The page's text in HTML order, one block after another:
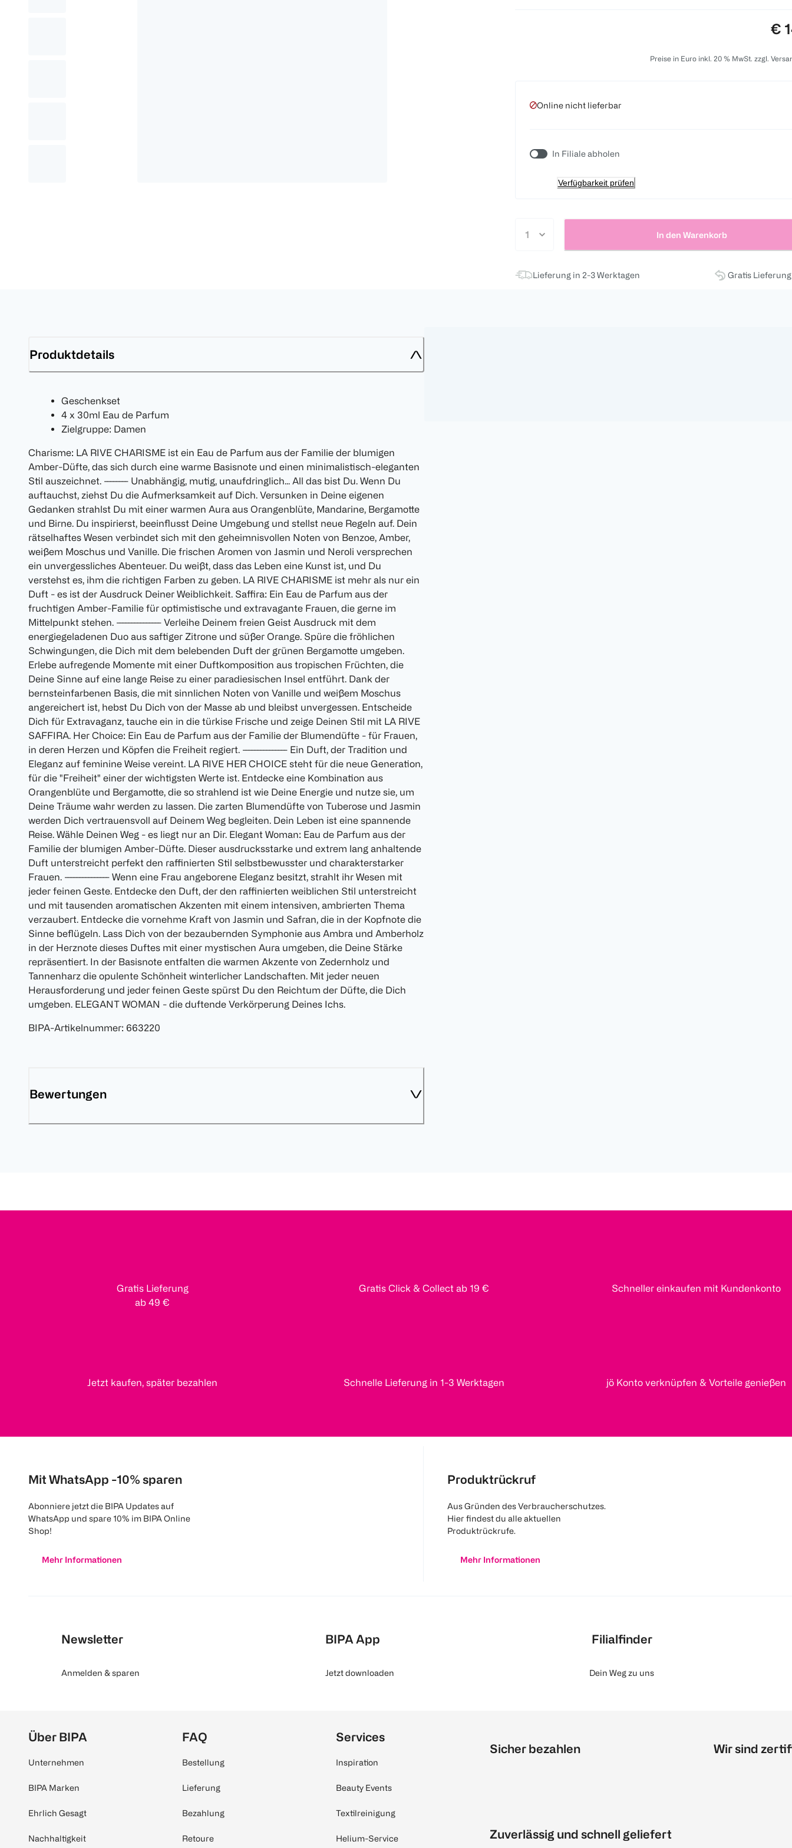
€
Preise in Euro inkl. 20 % MwSt. zzgl.
Online nicht lieferbar
In Filiale abholen
Verfügbarkeit prüfen
In den Warenkorb
Lieferung in 2-3 Werktagen Gratis
Produktdetails
Geschenkset
4 x 30ml Eau de Parfum
Zielgruppe: Damen
Charisme: LA RIVE CHARISME ist ein Eau de Parfum aus der Familie der blumigen
Amber-Düfte, das sich durch eine warme Basisnote und einen minimalistisch-eleganten
Stil auszeichnet. -------- Unabhängig, mutig, unaufdringlich... All das bist Du. Wenn Du
auftauchst, ziehst Du die Aufmerksamkeit auf Dich. Versunken in Deine eigenen
Gedanken strahlst Du mit einer warmen Aura aus Orangenblüte, Mandarine, Bergamotte
und Birne. Du inspirierst, beeinflusst Deine Umgebung und stellst neue Regeln auf. Dein
rätselhaftes Wesen verbindet sich mit den geheimnisvollen Noten von Benzoe, Amber,
weißem Moschus und Vanille. Die frischen Aromen von Jasmin und Neroli versprechen
ein unvergessliches Abenteuer. Du weißt, dass das Leben eine Kunst ist, und Du
verstehst es, ihm die richtigen Farben zu geben. LA RIVE CHARISME ist mehr als nur ein
Duft - es ist der Ausdruck Deiner Weiblichkeit. Saffira: Ein Eau de Parfum aus der
fruchtigen Amber-Familie für optimistische und extravagante Frauen, die gerne im
Mittelpunkt stehen. --------------- Verleihe Deinem freien Geist Ausdruck mit dem
energiegeladenen Duo aus saftiger Zitrone und süßer Orange. Spüre die fröhlichen
Schwingungen, die Dich mit dem belebenden Duft der grünen Bergamotte umgeben.
Erlebe aufregende Momente mit einer Duftkomposition aus tropischen Früchten, die
Deine Sinne auf eine lange Reise zu einer paradiesischen Insel entführt. Dank der
bernsteinfarbenen Basis, die mit sinnlichen Noten von Vanille und weißem Moschus
angereichert ist, hebst Du Dich von der Masse ab und bleibst unvergessen. Entscheide
Dich für Extravaganz, tauche ein in die türkise Frische und zeige Deinen Stil mit LA RIVE
SAFFIRA. Her Choice: Ein Eau de Parfum aus der Familie der Blumendüfte - für Frauen,
in deren Herzen und Köpfen die Freiheit regiert. --------------- Ein Duft, der Tradition und
Eleganz auf feminine Weise vereint. LA RIVE HER CHOICE steht für die neue Generation,
für die "Freiheit" einer der wichtigsten Werte ist. Entdecke eine Kombination aus
Orangenblüte und Bergamotte, die so strahlend ist wie Deine Energie und nutze sie, um
Deine Träume wahr werden zu lassen. Die zarten Blumendüfte von Tuberose und Jasmin
werden Dich vertrauensvoll auf Deinem Weg begleiten. Dein Leben ist eine spannende
Reise. Wähle Deinen Weg - es liegt nur an Dir. Elegant Woman: Eau de Parfum aus der
Familie der blumigen Amber-Düfte. Dieser ausdrucksstarke und extrem lang anhaltende
Duft unterstreicht perfekt den raffinierten Stil selbstbewusster und charakterstarker
Frauen. --------------- Wenn eine Frau angeborene Eleganz besitzt, strahlt ihr Wesen mit
jeder feinen Geste. Entdecke den Duft, der den raffinierten weiblichen Stil unterstreicht
und mit tausenden aromatischen Akzenten mit einem intensiven, ambrierten Thema
verzaubert. Entdecke die vornehme Kraft von Jasmin und Safran, die in der Kopfnote die
Sinne beflügeln. Lass Dich von der bezaubernden Symphonie aus Ambra und Amberholz
in der Herznote dieses Duftes mit einer mystischen Aura umgeben, die Deine Stärke
repräsentiert. In der Basisnote entfalten die warmen Akzente von Zedernholz und
Tannenharz die opulente Schönheit winterlicher Landschaften. Mit jeder neuen
Herausforderung und jeder feinen Geste spürst Du den Reichtum der Düfte, die Dich
umgeben. ELEGANT WOMAN - die duftende Verkörperung Deines Ichs.
BIPA-Artikelnummer: 663220
Bewertungen
Gratis Lieferung
ab 49 €
Gratis Click & Collect ab 19 € Schneller einkaufen mit Kundenkonto
Jetzt kaufen, später bezahlen Schnelle Lieferung in 1-3 Werktagen jö Konto verknüpfen & Vorteile genießen
Mit WhatsApp -10% sparen
Abonniere jetzt die BIPA Updates auf
WhatsApp und spare 10% im BIPA Online
Shop!
Mehr Informationen
Produktrückruf
Aus Gründen des Verbraucherschutzes.
Hier findest du alle aktuellen
Produktrückrufe.
Mehr Informationen
Newsletter
Anmelden & sparen
BIPA App
Jetzt downloaden
Filialfinder
Dein Weg zu uns
Über BIPA
Unternehmen
BIPA Marken
Ehrlich Gesagt
Nachhaltigkeit
FAQ
Bestellung
Lieferung
Bezahlung
Retoure
Services
Inspiration
Beauty Events
Textilreinigung
Helium-Service
Sicher bezahlen
Zuverlässig und schnell geliefert
Wir sind